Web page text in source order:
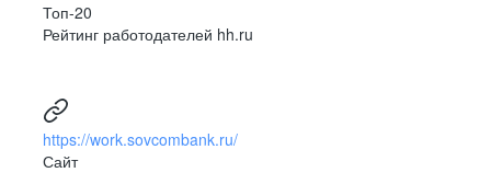
Топ-20
Рейтинг работодателей hh.ru
https://work.sovcombank.ru/
Сайт